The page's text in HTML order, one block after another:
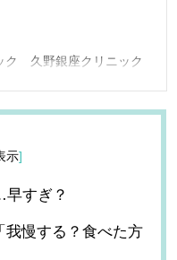
ク 久野銀座クリニック
示]
すぎ？
我慢する？食べた方